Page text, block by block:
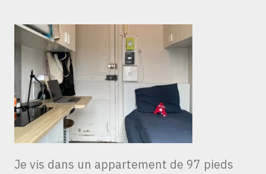
Je vis dans un appartement de 97 pieds